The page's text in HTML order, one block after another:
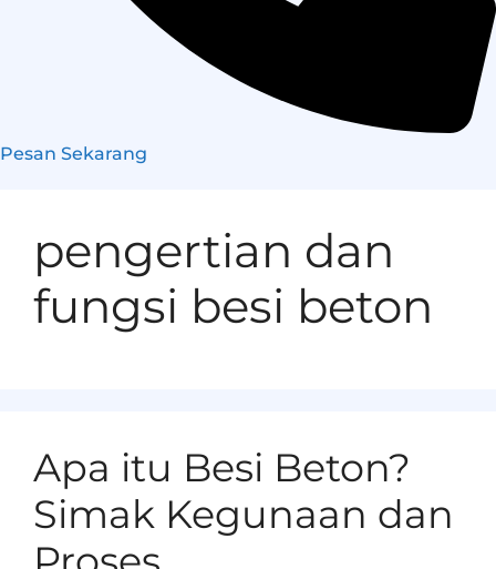
Pesan Sekarang
pengertian dan
fungsi besi beton
Apa itu Besi Beton?
Simak Kegunaan dan